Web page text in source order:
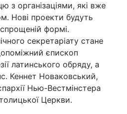
з організаціями, які вже
Нові проекти будуть
спрощеній формі.
секретаріату стане
єпископ
латинського обряду, а
Кеннет Новаковський,
Нью-Вестмінстера
Церкви.